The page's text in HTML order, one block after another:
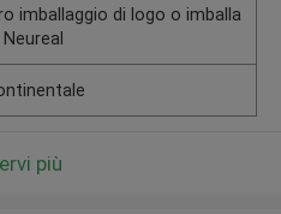
imballaggio di logo o imballa
più